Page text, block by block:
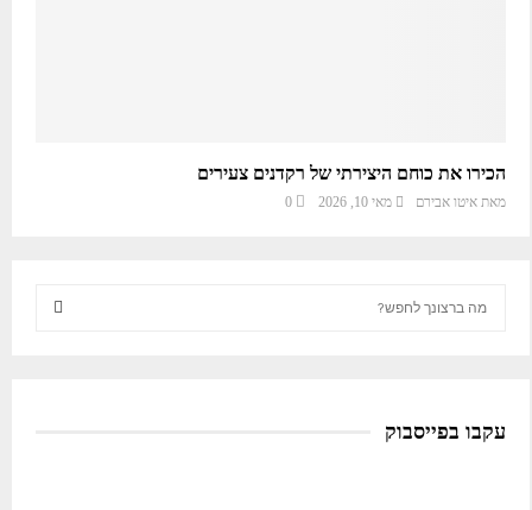
הכירו את כוחם היצירתי של רקדנים צעירים
מאת איטו אבירם מאי 10, 2026 0
עקבו בפייסבוק